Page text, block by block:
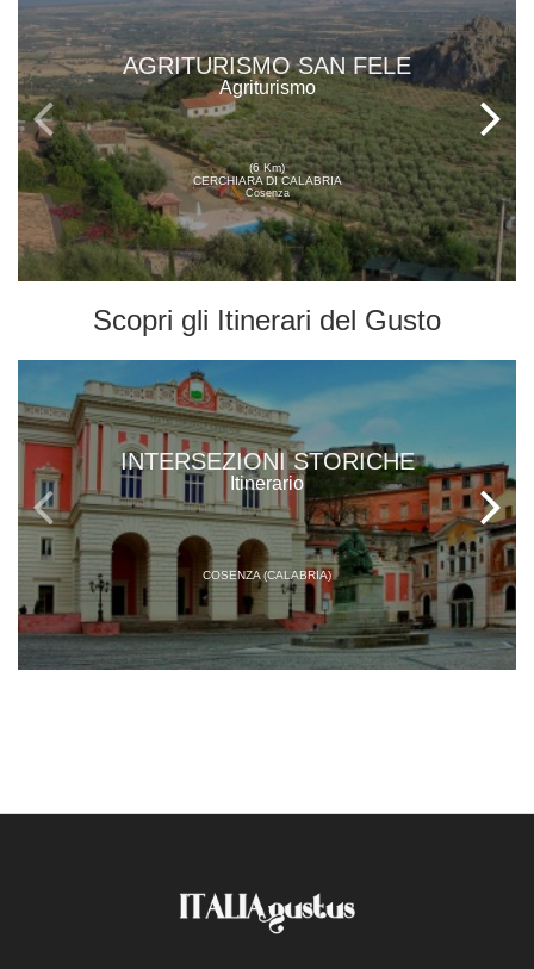
AGRITURISMO SAN FELE
Agriturismo
(6 Km)
CERCHIARA DI CALABRIA
Cosenza
Scopri gli Itinerari del Gusto
INTERSEZIONI STORICHE
Itinerario
COSENZA (CALABRIA)